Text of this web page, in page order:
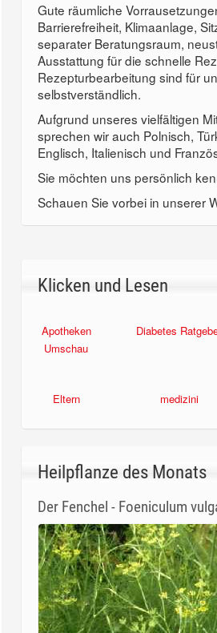
Gute räumliche
Barrierefreiheit, Klimaanlage,
separater Beratungsraum,
Ausstattung für die schnelle
Rezepturbearbeitung sind für
selbstverständlich.
Aufgrund unseres vielfältigen
sprechen wir auch Polnisch,
Englisch, Italienisch und
Sie möchten uns persönlich
Schauen Sie vorbei in unserer
Klicken und Lesen
Diabetes
Eltern